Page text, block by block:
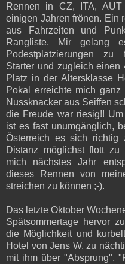
Rennen in CZ, ITA,
einigen Jahren frönen. Ein
aus Fahrzeiten und
Rangliste. Mir gelang
Podestplatzierungen zu
Starter und zugleich
Platz in der Altersklasse
Pokal erreichte mich
Nussknacker aus Seiffen
die Freude war riesig!!
ist es fast unumgänglich,
Österreich es sich
Distanz möglichst flott
mich nächstes Jahr
dieses Rennen von
streichen zu können ;-).
Das letzte Oktober
Spätsommertage hervor
die Möglichkeit und
Hotel von Jens W. zu
mit ihm über "Absprung",